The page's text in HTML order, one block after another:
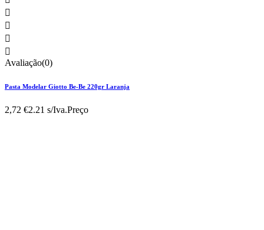




Avaliação(0)
Pasta Modelar Giotto Be-Be 220gr Laranja
2,72 €2.21 s/Iva.Preço